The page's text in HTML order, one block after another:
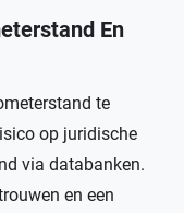
En
te
op juridische
via databanken.
en een